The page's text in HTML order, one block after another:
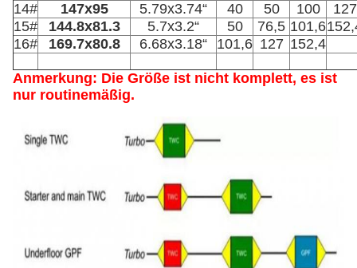
14# 147x95 5.79x3.74“ 40 50 100
127
15#
144.8x81.3 5.7x3.2“ 50 76,5 101,6
16#
169.7x80.8 6.68x3.18“ 101,6 127 152,4
Anmerkung: Die Größe ist nicht komplett, es ist
nur routinemäßig.